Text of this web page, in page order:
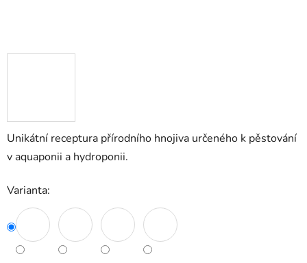
Unikátní receptura přírodního hnojiva určeného k pěstování
v aquaponii a hydroponii.
Varianta: